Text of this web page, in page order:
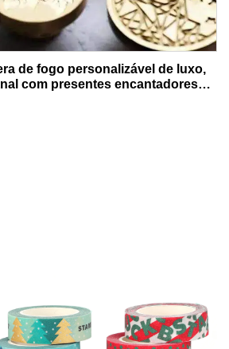
de fogo personalizável de luxo,
com presentes encantadores